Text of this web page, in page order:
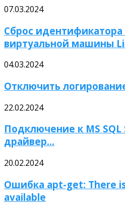
07.03.2024
Сброс идентификатора
виртуальной машины
04.03.2024
Отключить
22.02.2024
Подключение к MS SQL
драйвер...
20.02.2024
Ошибка apt-get: There
available